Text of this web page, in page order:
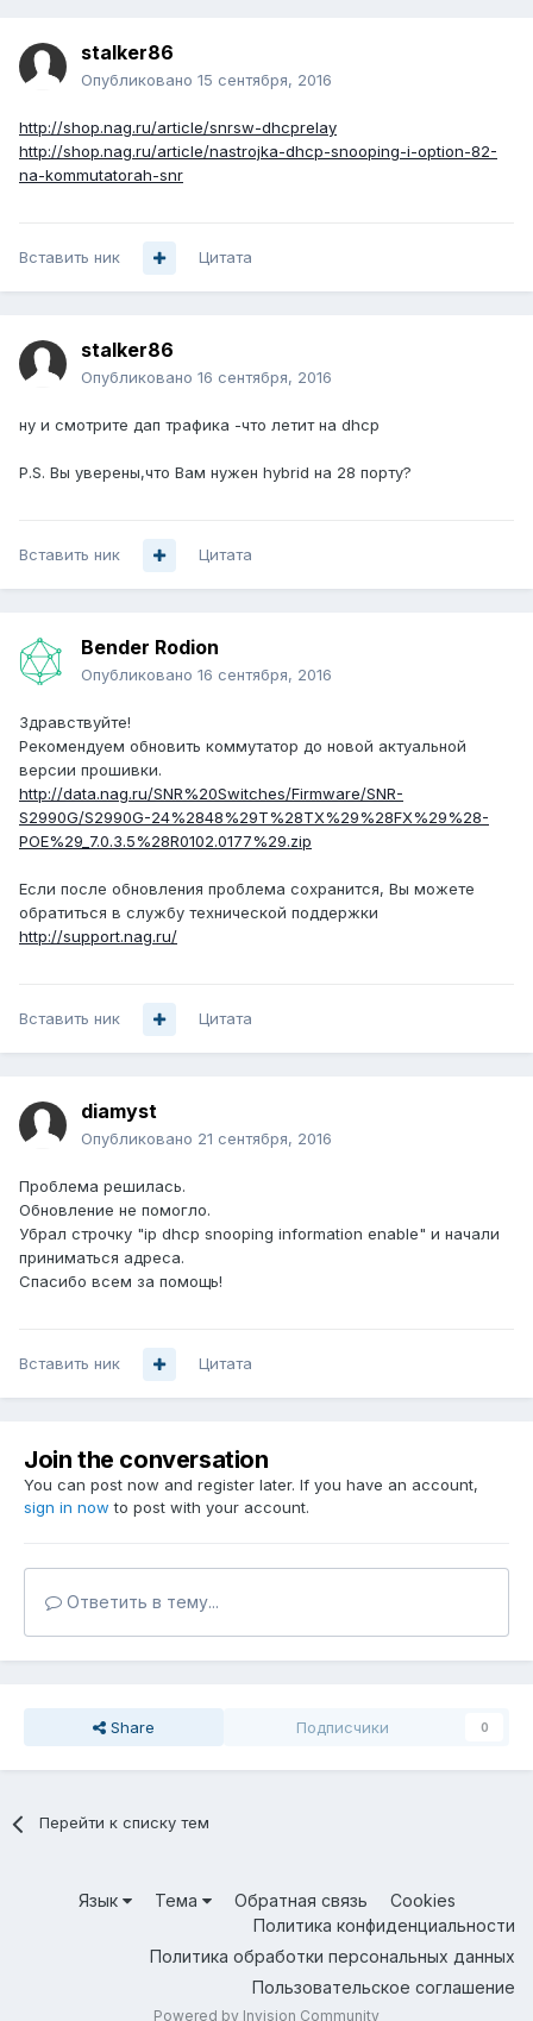
stalker86
Опубликовано 15 сентября, 2016
http://shop.nag.ru/article/snrsw-dhcprelay
http://shop.nag.ru/article/nastrojka-dhcp-snooping-i-option-82-
na-kommutatorah-snr
Вставить ник Цитата
stalker86
Опубликовано 16 сентября, 2016
ну и смотрите дап трафика -что летит на dhcp
P.S. Вы уверены,что Вам нужен hybrid на 28 порту?
Вставить ник Цитата
Bender Rodion
Опубликовано 16 сентября, 2016
Здравствуйте!
Рекомендуем обновить коммутатор до новой актуальной
версии прошивки.
http://data.nag.ru/SNR%20Switches/Firmware/SNR-
S2990G/S2990G-24%2848%29T%28TX%29%28FX%29%28-
POE%29_7.0.3.5%28R0102.0177%29.zip
Если после обновления проблема сохранится, Вы можете
обратиться в службу технической поддержки
http://support.nag.ru/
Вставить ник Цитата
diamyst
Опубликовано 21 сентября, 2016
Проблема решилась.
Обновление не помогло.
Убрал строчку "ip dhcp snooping information enable" и начали
приниматься адреса.
Спасибо всем за помощь!
Вставить ник Цитата
Join the conversation
You can post now and register later. If you have an account,
sign in now to post with your account.
Ответить в тему...
Share Подписчики 0
Перейти к списку тем
Язык Тема Обратная связь
Cookies
Политика конфиденциальности
Политика обработки персональных данных
Пользовательское соглашение
Powered by Invision Community